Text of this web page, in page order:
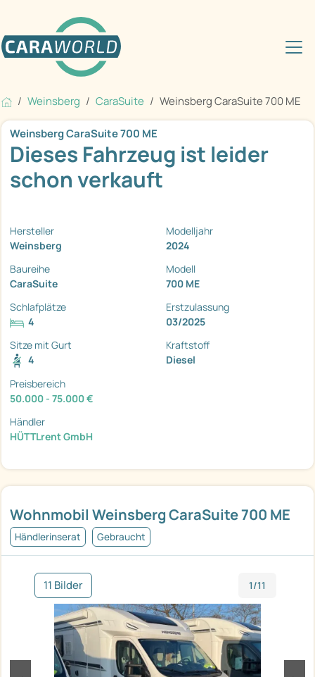
Weinsberg CaraSuite Weinsberg CaraSuite 700 ME
Wohnmobil Weinsberg CaraSuite 700 ME
Händlerinserat Gebraucht
11 Bilder 1/11
Weinsberg CaraSuite 700 ME
Dieses Fahrzeug ist leider
schon verkauft
Hersteller
Weinsberg
Modelljahr
2024
Baureihe
CaraSuite
Modell
700 ME
Schlafplätze
4
Erstzulassung
03/2025
Sitze mit Gurt
4
Kraftstoff
Diesel
Preisbereich
50.000 - 75.000 €
Händler
HÜTTLrent GmbH